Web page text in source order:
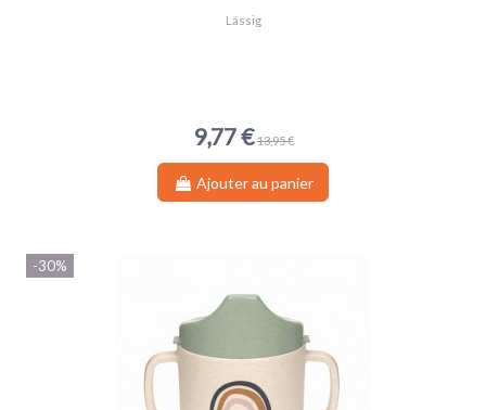
Lässig
9,77 € 13,95 €
Ajouter au panier
-30%